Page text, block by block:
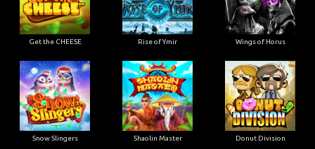
Get the CHEESE Rise of Ymir Wings of Horus
Snow Slingers Shaolin Master Donut Division